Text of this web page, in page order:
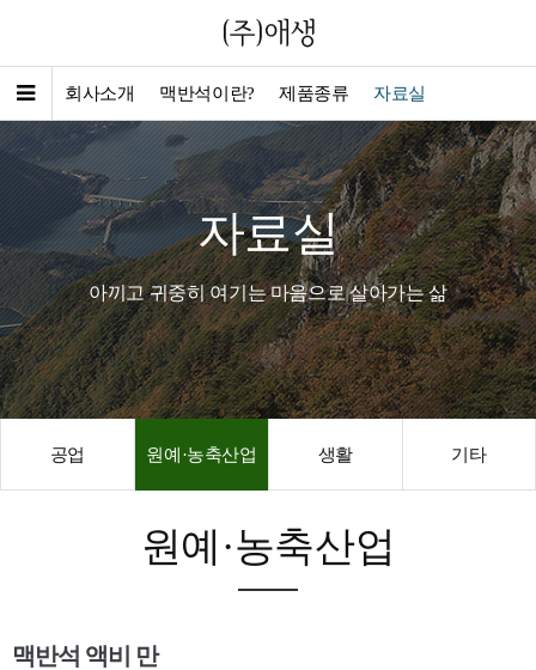
회사소개 맥반석이란? 제품종류 자료실
자료실
아끼고 귀중히 여기는 마음으로 살아가는 삶
공업 원예·농축산업 생활 기타
원예·농축산업
맥반석 액비 만